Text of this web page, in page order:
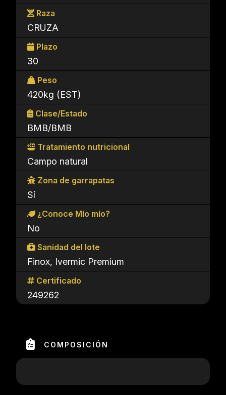
Raza
CRUZA
Plazo
30
Peso
420kg (EST)
Clase/Estado
BMB/BMB
Tratamiento nutricional
Campo natural
Zona de garrapatas
Sí
¿Conoce Mío mío?
No
Sanidad del lote
Finox, Ivermic Premium
Certificado
249262
COMPOSICIÓN